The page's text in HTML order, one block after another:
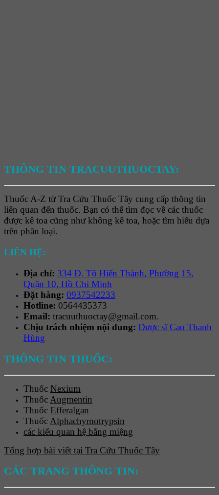
THÔNG TIN TRACUUTHUOCTAY:
Thuốc A-Z từ Tra Cứu Thuốc Tây cung cấp thông tin
liên quan đến thuốc. Bạn có thể tìm đọc về các thuốc
được kê toa cũng như không kê toa, hoặc tìm hiểu dựa
trên phân loại.
LIÊN HỆ:
Địa chỉ: 334 Đ. Tô Hiến Thành, Phường 15,
Quận 10, Hồ Chí Minh
Đặt hàng: 0937542233
Hotline: 0564435373
Email: tracuuthuoctay@gmail.com.
Chịu trách nhiệm nội dung: Dược sĩ Cao Thanh
Hùng
THÔNG TIN THUỐC:
Thuốc Nexium
Thuốc Augmentin
Thuốc Efferalgan
Thuốc Alphachymotrypsin
các kiểu quan hệ bằng miệng
Tổng hợp bài viết tại Tra Cứu Thuốc Tây
CÁC TRANG THÔNG TIN: